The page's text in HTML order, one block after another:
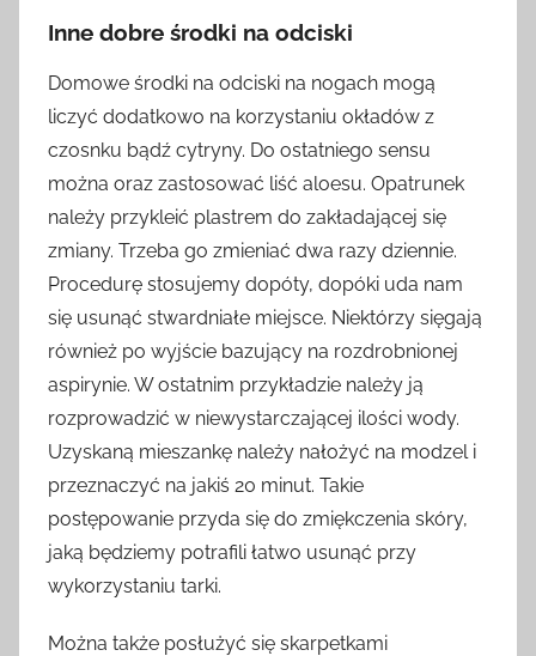
Inne dobre środki na odciski
Domowe środki na odciski na nogach mogą
liczyć dodatkowo na korzystaniu okładów z
czosnku bądź cytryny. Do ostatniego sensu
można oraz zastosować liść aloesu. Opatrunek
należy przykleić plastrem do zakładającej się
zmiany. Trzeba go zmieniać dwa razy dziennie.
Procedurę stosujemy dopóty, dopóki uda nam
się usunąć stwardniałe miejsce. Niektórzy sięgają
również po wyjście bazujący na rozdrobnionej
aspirynie. W ostatnim przykładzie należy ją
rozprowadzić w niewystarczającej ilości wody.
Uzyskaną mieszankę należy nałożyć na modzel i
przeznaczyć na jakiś 20 minut. Takie
postępowanie przyda się do zmiękczenia skóry,
jaką będziemy potrafili łatwo usunąć przy
wykorzystaniu tarki.
Można także posłużyć się skarpetkami